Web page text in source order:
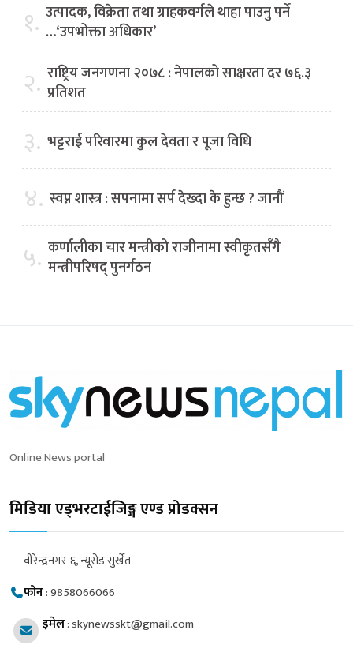
१. उत्पादक, विक्रेता तथा ग्राहकवर्गले थाहा पाउनु पर्ने
…‘उपभोक्ता अधिकार’
२. राष्ट्रिय जनगणना २०७८ : नेपालको साक्षरता दर ७६.३
प्रतिशत
३. भट्टराई परिवारमा कुल देवता र पूजा विधि
४. स्वप्न शास्त्र : सपनामा सर्प देख्दा के हुन्छ ? जानौं
५. कर्णालीका चार मन्त्रीको राजीनामा स्वीकृतसँगै
मन्त्रीपरिषद् पुनर्गठन
Online News portal
मिडिया एड्भरटाईजिङ्ग एण्ड प्रोडक्सन
वीरेन्द्रनगर-६, न्यूरोड सुर्खेत
फोन:9858066066
इमेल:skynewsskt@gmail.com